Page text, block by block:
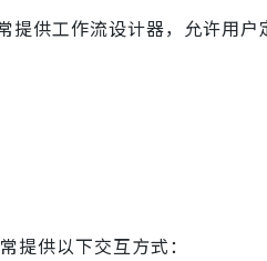
供工作流设计器，允许用户
提供以下交互方式：